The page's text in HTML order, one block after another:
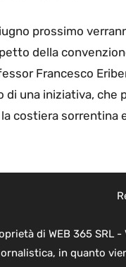
prossimo
della
Francesco
di una iniziativa,
costiera sorrentina
di WEB 365 SRL -
in quanto